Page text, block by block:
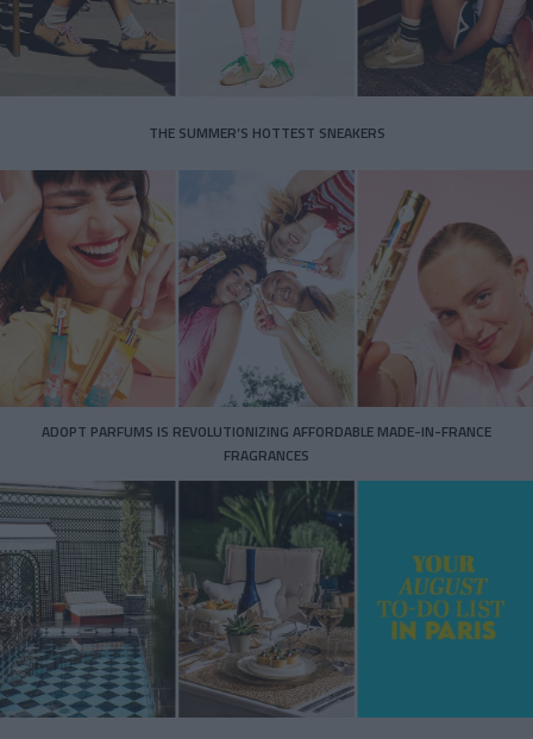
THE SUMMER’S HOTTEST SNEAKERS
ADOPT PARFUMS IS REVOLUTIONIZING AFFORDABLE MADE-IN-FRANCE
FRAGRANCES